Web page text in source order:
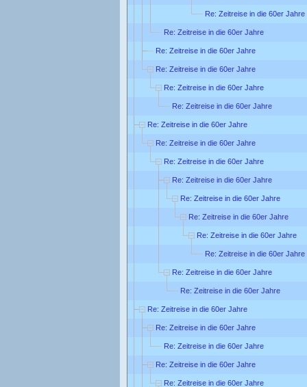
Re: Zeitreise in die 60er Jahre
Re: Zeitreise in die 60er Jahre
Re: Zeitreise in die 60er Jahre
Re: Zeitreise in die 60er Jahre
Re: Zeitreise in die 60er Jahre
Re: Zeitreise in die 60er Jahre
Re: Zeitreise in die 60er Jahre
Re: Zeitreise in die 60er Jahre
Re: Zeitreise in die 60er Jahre
Re: Zeitreise in die 60er Jahre
Re: Zeitreise in die 60er Jahre
Re: Zeitreise in die 60er Jahre
Re: Zeitreise in die 60er Jahre
Re: Zeitreise in die 60er Jahre
Re: Zeitreise in die 60er Jahre
Re: Zeitreise in die 60er Jahre
Re: Zeitreise in die 60er Jahre
Re: Zeitreise in die 60er Jahre
Re: Zeitreise in die 60er Jahre
Re: Zeitreise in die 60er Jahre
Re: Zeitreise in die 60er Jahre